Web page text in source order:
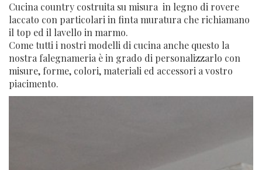
Cucina country costruita su misura in legno di rovere
laccato con particolari in finta muratura che richiamano
il top ed il lavello in marmo.
Come tutti i nostri modelli di cucina anche questo la
nostra falegnameria è in grado di personalizzarlo con
misure, forme, colori, materiali ed accessori a vostro
piacimento.